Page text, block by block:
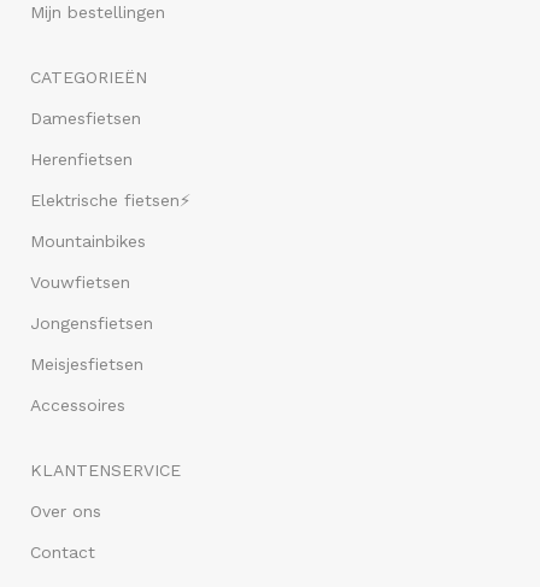
Mijn bestellingen
CATEGORIEËN
Damesfietsen
Herenfietsen
Elektrische fietsen⚡
Mountainbikes
Vouwfietsen
Jongensfietsen
Meisjesfietsen
Accessoires
KLANTENSERVICE
Over ons
Contact